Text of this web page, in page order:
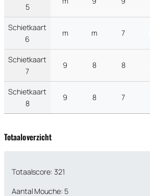
5
Schietkaart
6
m m 7
Schietkaart
7
9 8 8
Schietkaart
8
9 8 7
Totaaloverzicht
Totaalscore: 321
Aantal Mouche: 5